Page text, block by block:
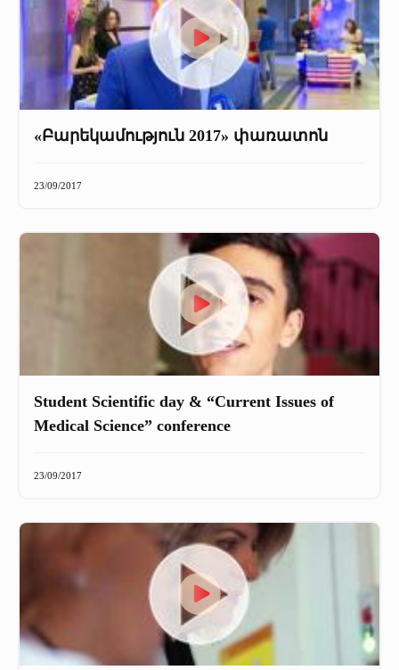
«Բարեկամություն 2017» փառատոն
23/09/2017
Student Scientific day & “Current Issues of
Medical Science” conference
23/09/2017